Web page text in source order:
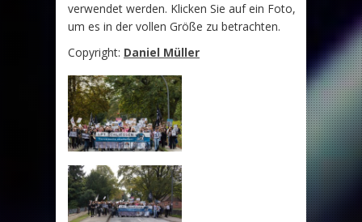
verwendet werden. Klicken Sie auf ein Foto,
um es in der vollen Größe zu betrachten.
Copyright: Daniel Müller